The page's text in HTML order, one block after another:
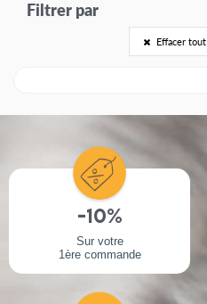
Effacer tout
-10%
Sur votre
1ère commande